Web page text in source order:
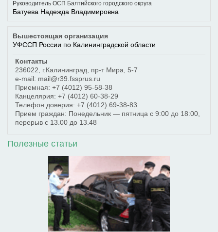
Руководитель ОСП Балтийского городского округа
Батуева Надежда Владимировна
Вышестоящая организация
УФССП России по Калининградской области
Контакты
236022
г.Калининград
пр-т Мира, 5-7
e-mail: mail@r39.fssprus.ru
Приемная: +7 (4012) 95-58-38
Канцелярия: +7 (4012) 60-38-29
Телефон доверия: +7 (4012) 69-38-83
Прием граждан: Понедельник — пятница с 9:00 до 18:00,
перерыв с 13.00 до 13.48
Полезные статьи